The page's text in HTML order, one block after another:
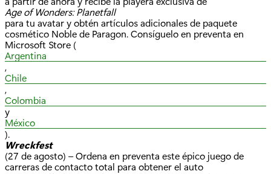
Age of Wonders: Planetfall
para tu avatar y obtén artículos adicionales de paquete
cosmético Noble de Paragon. Consíguelo en preventa en
Microsoft Store (
Argentina
,
Chile
,
Colombia
y
México
).
Wreckfest
(27 de agosto) – Ordena en preventa este épico juego de
carreras de contacto total para obtener el auto